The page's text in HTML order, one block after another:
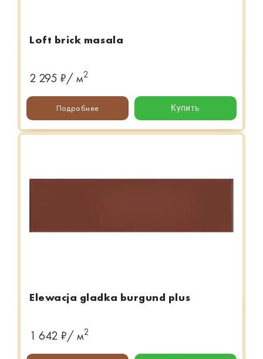
Loft brick masala
2 295 ₽/ м2
Подробнее Купить
Elewacja gladka burgund plus
1 642 ₽/ м2